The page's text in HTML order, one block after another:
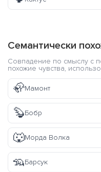
Семантически
Совпадение по смыслу с
похожие чувства,
🦣Мамонт
🦫Бобр
🐺Морда Волка
🦡Барсук